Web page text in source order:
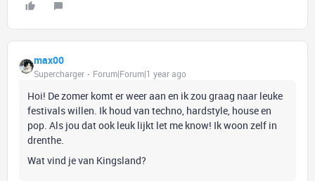
max00
Supercharger Forum|Forum|1 year ago
Hoi! De zomer komt er weer aan en ik zou graag naar leuke
festivals willen. Ik houd van techno, hardstyle, house en
pop. Als jou dat ook leuk lijkt let me know! Ik woon zelf in
drenthe.
Wat vind je van Kingsland?